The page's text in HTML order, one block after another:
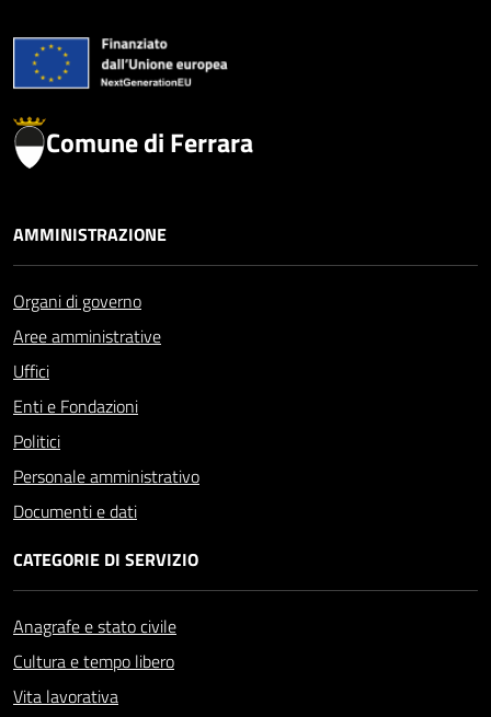
Comune di Ferrara
AMMINISTRAZIONE
Organi di governo
Aree amministrative
Uffici
Enti e Fondazioni
Politici
Personale amministrativo
Documenti e dati
CATEGORIE DI SERVIZIO
Anagrafe e stato civile
Cultura e tempo libero
Vita lavorativa